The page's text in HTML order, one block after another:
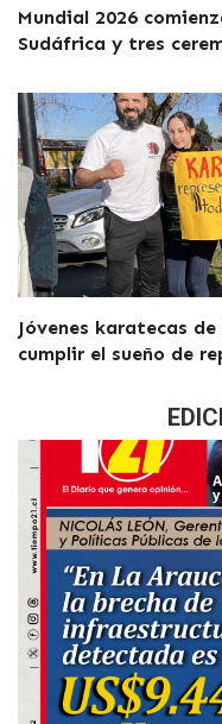
Mundial 2026
Sudáfrica y tres
Jóvenes karatecas
cumplir el sueño de